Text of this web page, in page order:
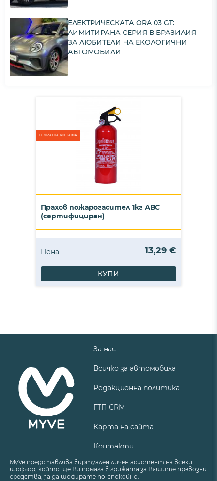
ЕЛЕКТРИЧЕСКАТА ORA 03 GT:
ЛИМИТИРАНА СЕРИЯ В БРАЗИЛИЯ
ЗА ЛЮБИТЕЛИ НА ЕКОЛОГИЧНИ
АВТОМОБИЛИ
БЕЗПЛАТНА ДОСТАВКА
Прахов пожарогасител 1кг АВС
(сертифициран)
Цена 13,29 €
КУПИ
За нас
Всичко за автомобила
Редакционна политика
ГТП CRM
Карта на сайта
Контакти
MyVe представлява виртуален личен асистент на всеки
шофьор, който ще Ви помага в грижата за Вашите превозни
средства, за да шофирате по-спокойно.